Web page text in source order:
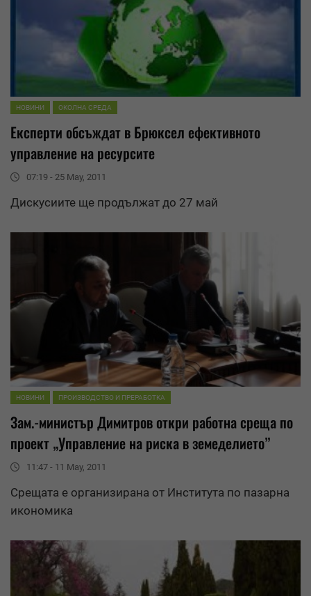
НОВИНИ ОКОЛНА СРЕДА
Експерти обсъждат в Брюксел ефективното
управление на ресурсите
07:19 - 25 May, 2011
Дискусиите ще продължат до 27 май
НОВИНИ ПРОИЗВОДСТВО И ПРЕРАБОТКА
Зам.-министър Димитров откри работна среща по
проект „Управление на риска в земеделието”
11:47 - 11 May, 2011
Срещата е организирана от Института по пазарна
икономика